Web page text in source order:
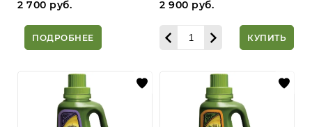
2 700 руб.
ПОДРОБНЕЕ
2 900 руб.
КУПИТЬ